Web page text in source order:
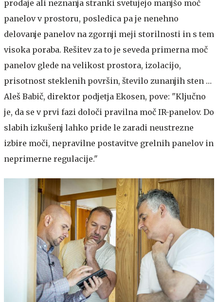
prodaje ali neznanja stranki svetujejo manjšo moč
panelov v prostoru, posledica pa je nenehno
delovanje panelov na zgornji meji storilnosti in s tem
visoka poraba. Rešitev za to je seveda primerna moč
panelov glede na velikost prostora, izolacijo,
prisotnost steklenih površin, število zunanjih sten …
Aleš Babič, direktor podjetja Ekosen, pove: "Ključno
je, da se v prvi fazi določi pravilna moč IR-panelov. Do
slabih izkušenj lahko pride le zaradi neustrezne
izbire moči, nepravilne postavitve grelnih panelov in
neprimerne regulacije."